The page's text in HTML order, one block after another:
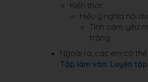
Kiến thức
Hiểu ý nghĩa nội
Tình cảm yêu
trăng.
Ngoài ra, các em có
Tập làm văn: Luyện